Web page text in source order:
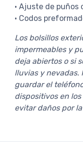
· Ajuste de puños
· Codos
Los bolsillos
impermeables y
deja abiertos o si
lluvias y nevadas.
guardar el
dispositivos en
evitar daños por